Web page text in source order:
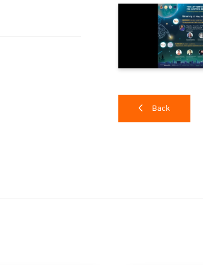
เสี่ยงจะหลบหนีคดีหรื
ภูมิลำเนาใกล้ชายแ
รุนแรงของโทษตามข้
ประการที่สาม คือ ก
Back